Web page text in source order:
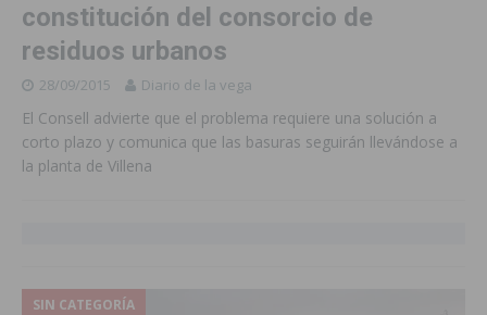
constitución del consorcio de
residuos urbanos
28/09/2015 Diario de la vega
El Consell advierte que el problema requiere una solución a
corto plazo y comunica que las basuras seguirán llevándose a
la planta de Villena
SIN CATEGORÍA